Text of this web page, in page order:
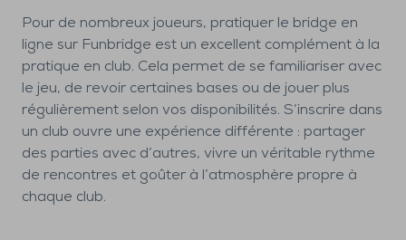
Pour de nombreux joueurs, pratiquer le bridge en
ligne sur Funbridge est un excellent complément à la
pratique en club. Cela permet de se familiariser avec
le jeu, de revoir certaines bases ou de jouer plus
régulièrement selon vos disponibilités. S’inscrire dans
un club ouvre une expérience différente : partager
des parties avec d’autres, vivre un véritable rythme
de rencontres et goûter à l’atmosphère propre à
chaque club.